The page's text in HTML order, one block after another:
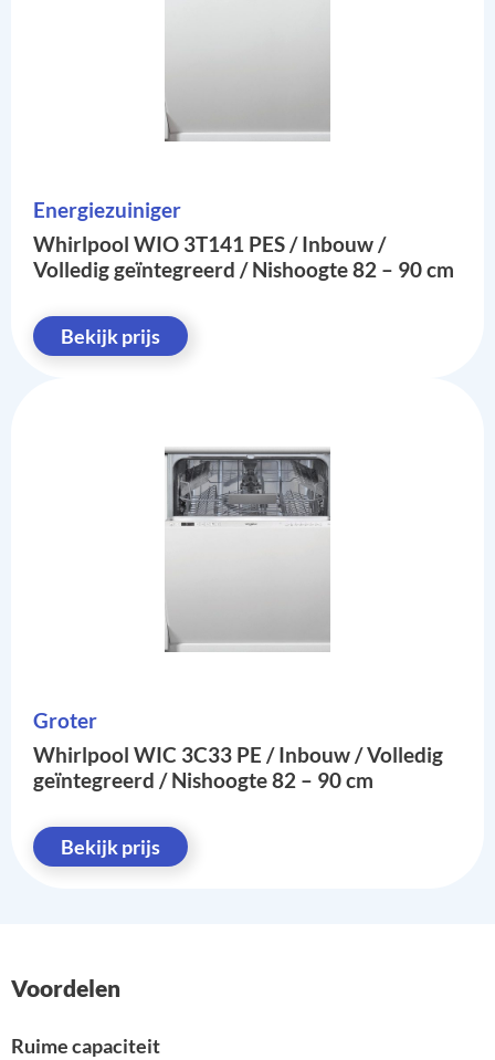
Energiezuiniger
Whirlpool WIO 3T141 PES / Inbouw /
Volledig geïntegreerd / Nishoogte 82 – 90 cm
Bekijk prijs
Groter
Whirlpool WIC 3C33 PE / Inbouw / Volledig
geïntegreerd / Nishoogte 82 – 90 cm
Bekijk prijs
Voordelen
Ruime capaciteit